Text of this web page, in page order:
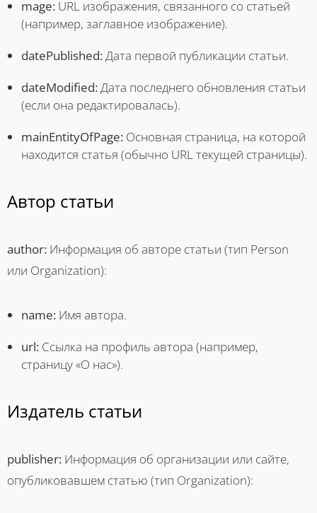
mage: URL изображения, связанного со статьей
(например, заглавное изображение).
datePublished:Дата первой публикации статьи.
dateModified:Дата последнего обновления статьи
(если она редактировалась).
mainEntityOfPage: Основная страница, на которой
находится статья (обычно URL текущей страницы).
Автор статьи
author: Информация об авторе статьи (тип Person
или Organization):
name: Имя автора.
url: Ссылка на профиль автора (например,
страницу «О нас»).
Издатель статьи
publisher: Информация об организации или сайте,
опубликовавшем статью (тип Organization):